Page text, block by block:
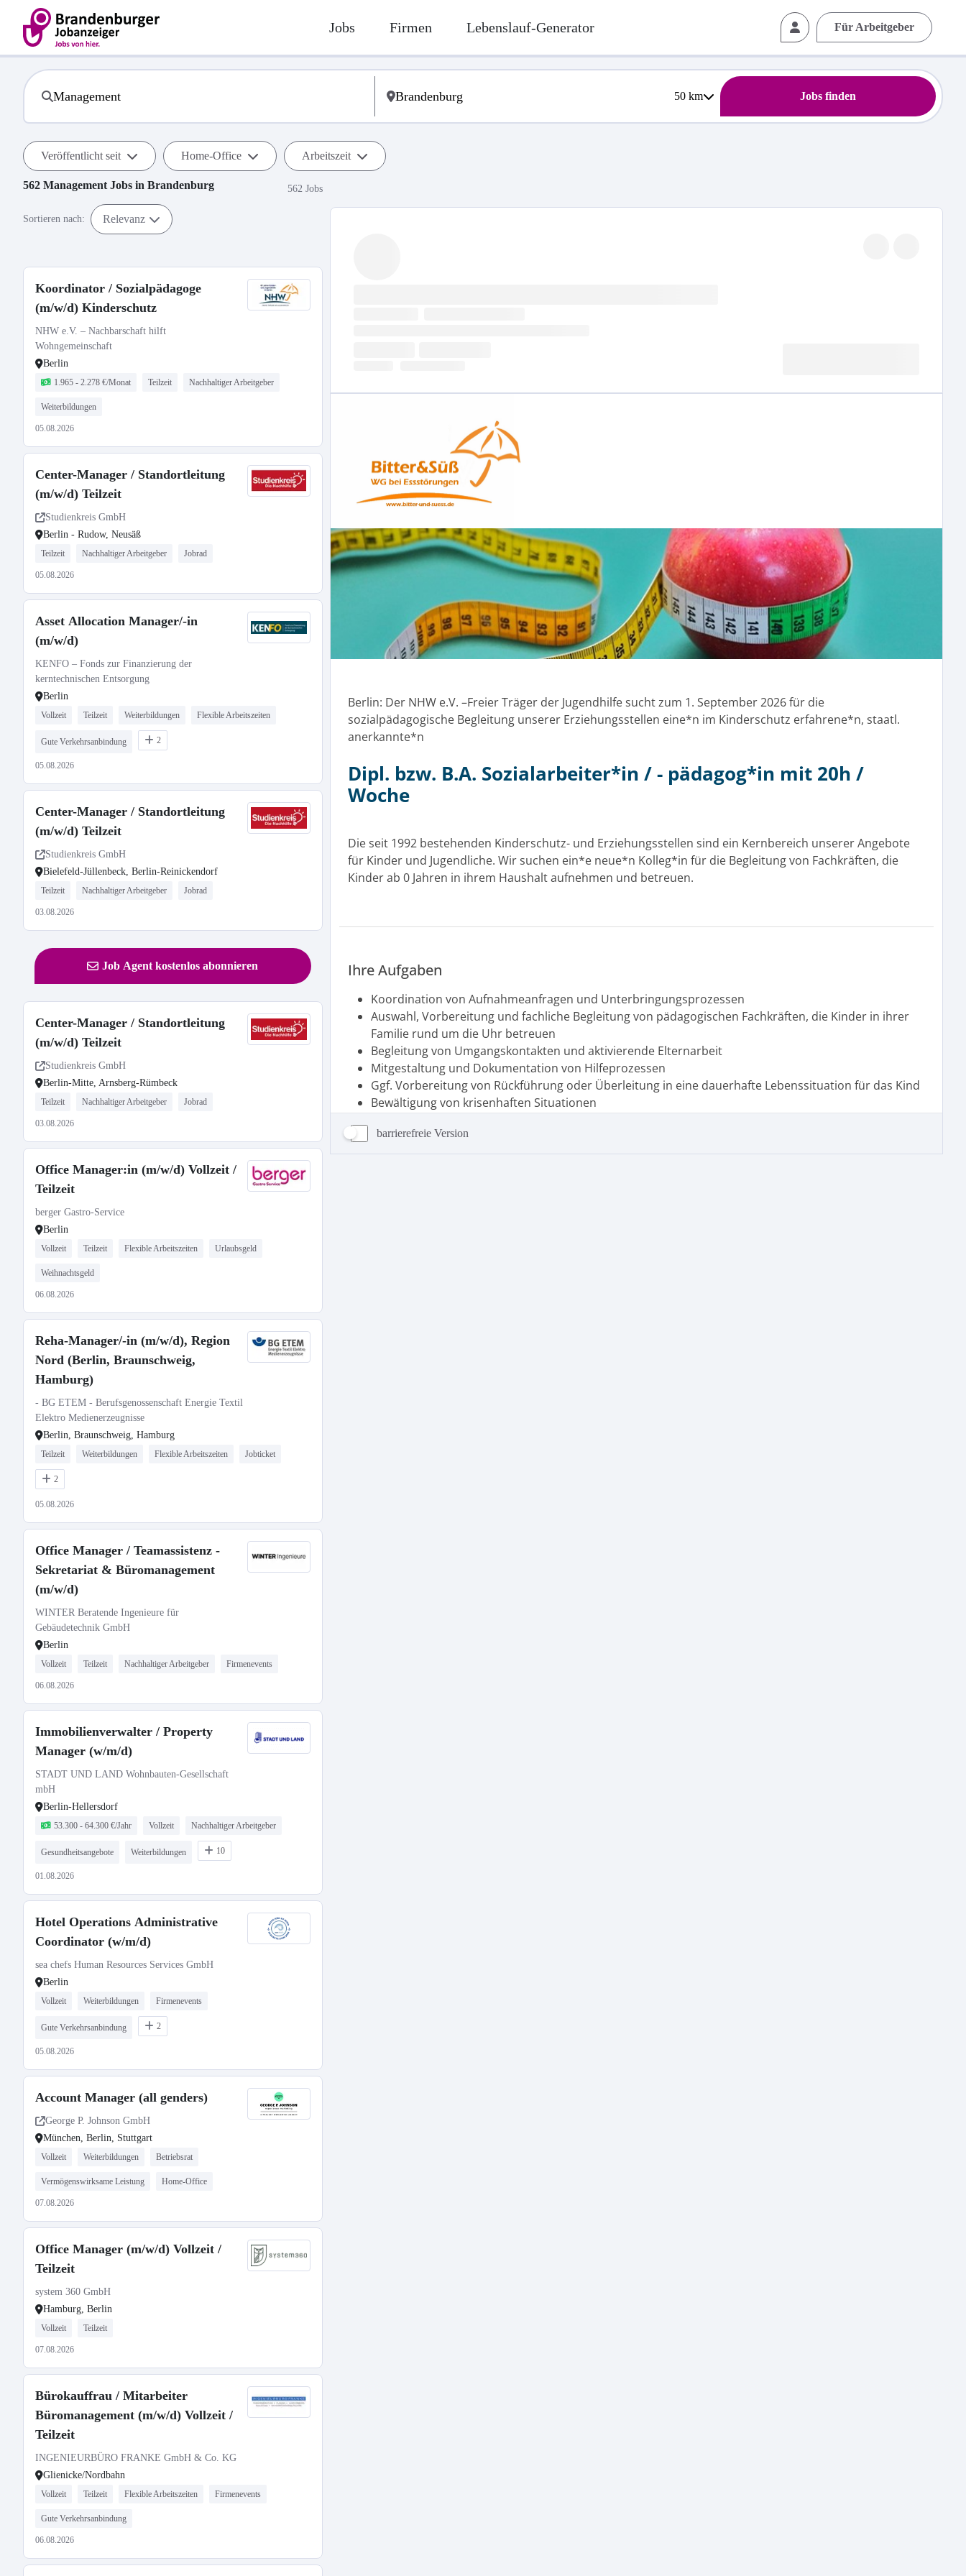
Jobs Firmen Lebenslauf-Generator Für Arbeitgeber
50km Jobs finden
Veröffentlicht seit Home-Office Arbeitszeit
562 Management Jobs in Brandenburg 562 Jobs
Sortieren nach: Relevanz
Koordinator / Sozialpädagoge
(m/w/d) Kinderschutz
NHW e.V. – Nachbarschaft hilft
Wohngemeinschaft
Berlin
1.965 - 2.278 €/Monat Teilzeit Nachhaltiger Arbeitgeber
Weiterbildungen
05.08.2026
Center-Manager / Standortleitung
(m/w/d) Teilzeit
Studienkreis GmbH
Berlin - Rudow, Neusäß
Teilzeit Nachhaltiger Arbeitgeber Jobrad
05.08.2026
Asset Allocation Manager/-in
(m/w/d)
KENFO – Fonds zur Finanzierung der
kerntechnischen Entsorgung
Berlin
Vollzeit Teilzeit Weiterbildungen Flexible Arbeitszeiten
Gute Verkehrsanbindung 2
05.08.2026
Center-Manager / Standortleitung
(m/w/d) Teilzeit
Studienkreis GmbH
Bielefeld-Jüllenbeck, Berlin-Reinickendorf
Teilzeit Nachhaltiger Arbeitgeber Jobrad
03.08.2026
Job Agent kostenlos abonnieren
Center-Manager / Standortleitung
(m/w/d) Teilzeit
Studienkreis GmbH
Berlin-Mitte, Arnsberg-Rümbeck
Teilzeit Nachhaltiger Arbeitgeber Jobrad
03.08.2026
Office Manager:in (m/w/d) Vollzeit /
Teilzeit
berger Gastro-Service
Berlin
Vollzeit Teilzeit Flexible Arbeitszeiten Urlaubsgeld
Weihnachtsgeld
06.08.2026
Reha-Manager/-in (m/w/d), Region
Nord (Berlin, Braunschweig,
Hamburg)
- BG ETEM - Berufsgenossenschaft Energie Textil
Elektro Medienerzeugnisse
Berlin, Braunschweig, Hamburg
Teilzeit Weiterbildungen Flexible Arbeitszeiten Jobticket
2
05.08.2026
Office Manager / Teamassistenz -
Sekretariat & Büromanagement
(m/w/d)
WINTER Beratende Ingenieure für
Gebäudetechnik GmbH
Berlin
Vollzeit Teilzeit Nachhaltiger Arbeitgeber Firmenevents
06.08.2026
Immobilienverwalter / Property
Manager (w/m/d)
STADT UND LAND Wohnbauten-Gesellschaft
mbH
Berlin-Hellersdorf
53.300 - 64.300 €/Jahr Vollzeit Nachhaltiger Arbeitgeber
Gesundheitsangebote Weiterbildungen 10
01.08.2026
Hotel Operations Administrative
Coordinator (w/m/d)
sea chefs Human Resources Services GmbH
Berlin
Vollzeit Weiterbildungen Firmenevents
Gute Verkehrsanbindung 2
05.08.2026
Account Manager (all genders)
George P. Johnson GmbH
München, Berlin, Stuttgart
Vollzeit Weiterbildungen Betriebsrat
Vermögenswirksame Leistung Home-Office
07.08.2026
Office Manager (m/w/d) Vollzeit /
Teilzeit
system 360 GmbH
Hamburg, Berlin
Vollzeit Teilzeit
07.08.2026
Bürokauffrau / Mitarbeiter
Büromanagement (m/w/d) Vollzeit /
Teilzeit
INGENIEURBÜRO FRANKE GmbH & Co. KG
Glienicke/Nordbahn
Vollzeit Teilzeit Flexible Arbeitszeiten Firmenevents
Gute Verkehrsanbindung
06.08.2026
barrierefreie Version